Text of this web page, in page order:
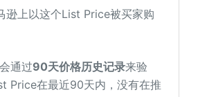
逊上以这个List Price被买家购
通过90天价格历史记录来验
Price在最近90天内，没有在推